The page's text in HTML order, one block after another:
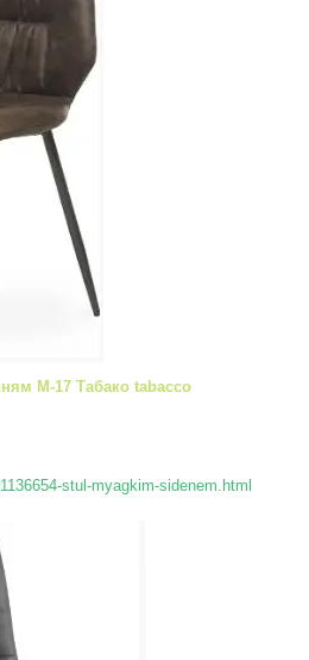
M-17 Табако tabacco
stul-myagkim-sidenem.html